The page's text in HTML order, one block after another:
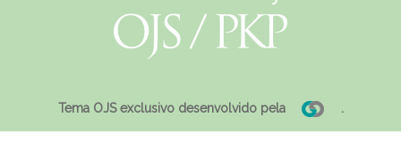
Tema OJS exclusivo desenvolvido pela .